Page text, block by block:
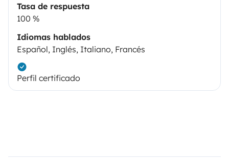
Tasa de respuesta
100 %
Idiomas hablados
Español, Inglés, Italiano, Francés
Perfil certificado